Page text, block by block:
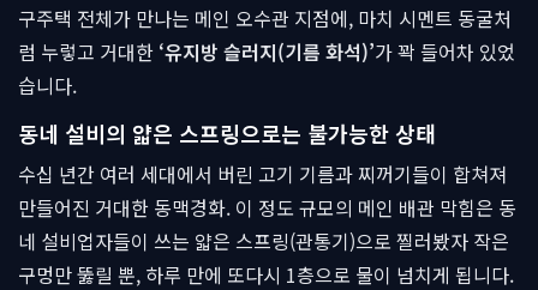
구주택 전체가 만나는 메인 오수관 지점에, 마치 시멘트 동굴처
럼 누렇고 거대한 ‘유지방 슬러지(기름 화석)’가 꽉 들어차 있었
습니다.
동네 설비의 얇은 스프링으로는 불가능한 상태
수십 년간 여러 세대에서 버린 고기 기름과 찌꺼기들이 합쳐져
만들어진 거대한 동맥경화. 이 정도 규모의 메인 배관 막힘은 동
네 설비업자들이 쓰는 얇은 스프링(관통기)으로 찔러봤자 작은
구멍만 뚫릴 뿐, 하루 만에 또다시 1층으로 물이 넘치게 됩니다.